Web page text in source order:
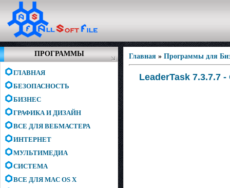
ПРОГРАММЫ
ГЛАВНАЯ
БЕЗОПАСНОСТЬ
БИЗНЕС
ГРАФИКА И ДИЗАЙН
ВСЕ ДЛЯ ВЕБМАСТЕРА
ИНТЕРНЕТ
МУЛЬТИМЕДИА
СИСТЕМА
ВСЕ ДЛЯ MAC OS X
Главная » Программы для
LeaderTask 7.3.7.7